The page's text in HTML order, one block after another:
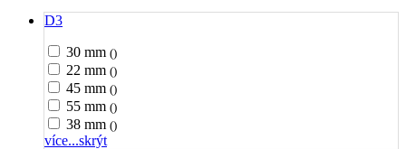
D3
30 mm ()
22 mm ()
45 mm ()
55 mm ()
38 mm ()
více...skrýt